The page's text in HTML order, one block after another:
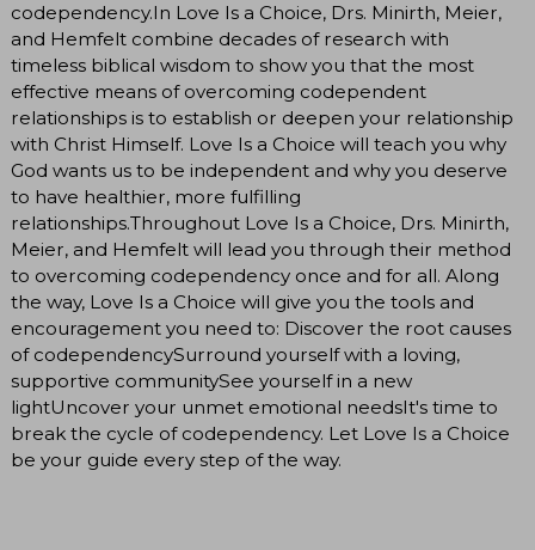
codependency.In Love Is a Choice, Drs. Minirth, Meier,
and Hemfelt combine decades of research with
timeless biblical wisdom to show you that the most
effective means of overcoming codependent
relationships is to establish or deepen your relationship
with Christ Himself. Love Is a Choice will teach you why
God wants us to be independent and why you deserve
to have healthier, more fulfilling
relationships.Throughout Love Is a Choice, Drs. Minirth,
Meier, and Hemfelt will lead you through their method
to overcoming codependency once and for all. Along
the way, Love Is a Choice will give you the tools and
encouragement you need to: Discover the root causes
of codependencySurround yourself with a loving,
supportive communitySee yourself in a new
lightUncover your unmet emotional needsIt's time to
break the cycle of codependency. Let Love Is a Choice
be your guide every step of the way.